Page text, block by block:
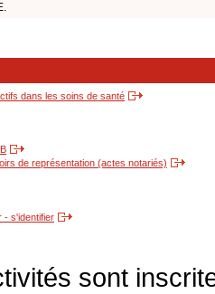
dans les soins de santé
de représentation (actes notariés)
- s'identifier
sont